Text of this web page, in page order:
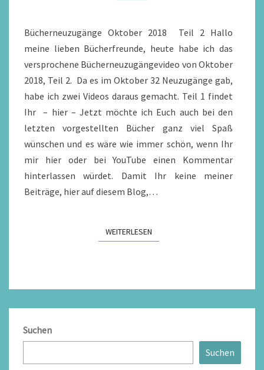
Bücherneuzugänge Oktober 2018 Teil 2 Hallo
meine lieben Bücherfreunde, heute habe ich das
versprochene Bücherneuzugängevideo von Oktober
2018, Teil 2. Da es im Oktober 32 Neuzugänge gab,
habe ich zwei Videos daraus gemacht. Teil 1 findet
Ihr – hier – Jetzt möchte ich Euch auch bei den
letzten vorgestellten Bücher ganz viel Spaß
wünschen und es wäre wie immer schön, wenn Ihr
mir hier oder bei YouTube einen Kommentar
hinterlassen würdet. Damit Ihr keine meiner
Beiträge, hier auf diesem Blog,…
WEITERLESENWEITERLESEN
Suchen
Suchen